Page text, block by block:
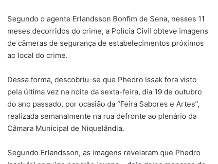
Segundo o agente Erlandsson Bonfim de Sena, nesses 11
meses decorridos do crime, a Polícia Civil obteve imagens
de câmeras de segurança de estabelecimentos próximos
ao local do crime.
Dessa forma, descobriu-se que Phedro Issak fora visto
pela última vez na noite da sexta-feira, dia 19 de outubro
do ano passado, por ocasião da “Feira Sabores e Artes”,
realizada semanalmente na rua defronte ao plenário da
Câmara Municipal de Niquelândia.
Segundo Erlandsson, as imagens revelaram que Phedro